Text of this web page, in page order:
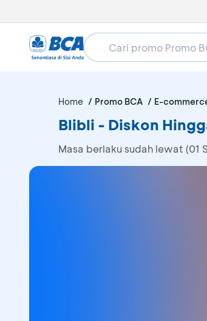
Home Promo BCA E-
Blibli - Diskon
Masa berlaku sudah lewat (01